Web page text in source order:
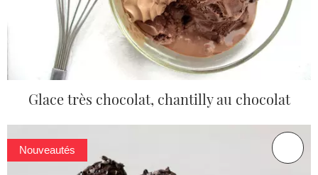
Glace très chocolat, chantilly au chocolat
Nouveautés